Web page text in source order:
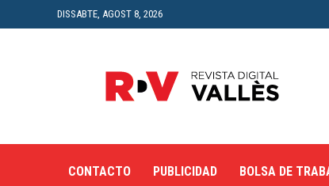
DISSABTE, AGOST 8, 2026
Digital
del
CONTACTO PUBLICIDAD BOLSA DE